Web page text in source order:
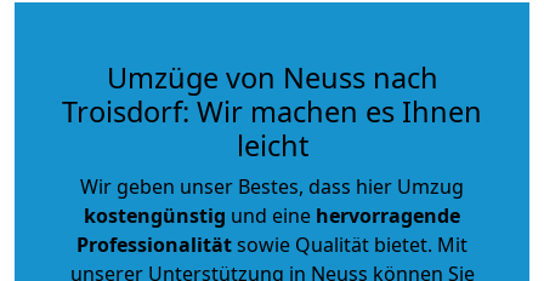
Umzüge von Neuss nach
Troisdorf: Wir machen es Ihnen
leicht
Wir geben unser Bestes, dass hier Umzug
kostengünstig und eine hervorragende
Professionalitätsowie Qualität bietet. Mit
unserer Unterstützung in Neuss können Sie